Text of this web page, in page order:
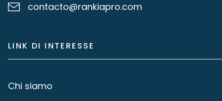
contacto@rankiapro.com
LINK DI INTERESSE
Chi siamo